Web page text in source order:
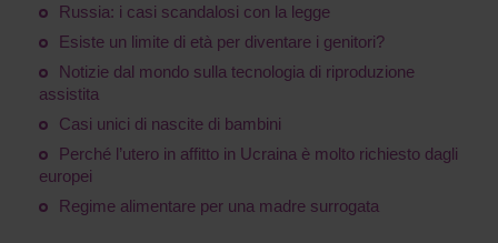
Russia: i casi scandalosi con la legge
Esiste un limite di età per diventare i genitori?
Notizie dal mondo sulla tecnologia di riproduzione
assistita
Casi unici di nascite di bambini
Perché l’utero in affitto in Ucraina è molto richiesto dagli
europei
Regime alimentare per una madre surrogata